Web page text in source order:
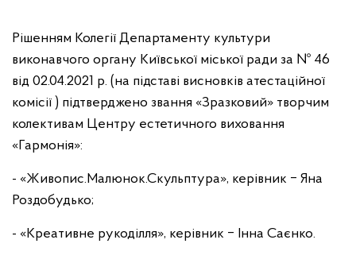
Рішенням Колегії Департаменту культури
виконавчого органу Київської міської ради за № 46
від 02.04.2021 р. (на підставі висновків атестаційної
комісії ) підтверджено звання «Зразковий» творчим
колективам Центру естетичного виховання
«Гармонія»:
- «Живопис.Малюнок.Скульптура», керівник ‒ Яна
Роздобудько;
- «Креативне рукоділля», керівник ‒ Інна Саєнко.